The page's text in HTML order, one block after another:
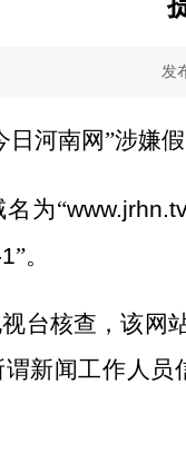
发
日河南网”涉嫌
名为“
”。
台核查，该网
新闻工作人员